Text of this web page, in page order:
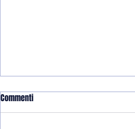
Commenti